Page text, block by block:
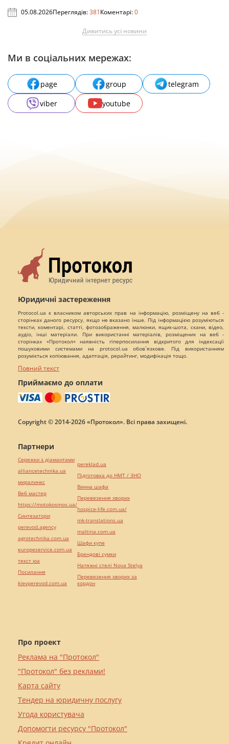
05.08.2026Переглядів:381Коментарі:0
Дивитись усі новини
Ми в соціальних мережах:
page group
telegram
viber
youtube
Юридичні застереження
Protocol.ua є власником авторських прав на інформацію, розміщену на веб -
сторінках даного ресурсу, якщо не вказано інше. Під інформацією розуміються
тексти, коментарі, статті, фотозображення, малюнки, ящик-шота, скани, відео,
аудіо, інші матеріали. При використанні матеріалів, розміщених на веб -
сторінках «Протокол» наявність гіперпосилання відкритого для індексації
пошуковими системами на protocol.ua обов`язкове. Під використанням
розуміється копіювання, адаптація, рерайтинг, модифікація тощо.
Повний текст
Приймаємо до оплати
Copyright © 2014-2026 «Протокол». Всі права захищені.
Про проект
Реклама на "Протокол"
"Протокол" без реклами!
Карта сайту
Тендер на юридичну послугу
Угода користувача
Допомогти ресурсу "Протокол"
Партнери
Сережки з діамантами
alliancetechnika.ua
миралинкс
Веб мастер
https://motokosmos.ua/
Синтезатори
perevod.agency
agrotechnika.com.ua
europeservice.com.ua
текст юа
Посилання
kievperevod.com.ua
pereklad.ua
Підготовка до НМТ / ЗНО
Винна шафа
Перевезення хворих
hospice-life.com.ua/
mk-translations.ua
maltina.com.ua
Шафи купе
Брендові сумки
Натяжні стелі Nova Stelya
Перевезення хворих за
кордон